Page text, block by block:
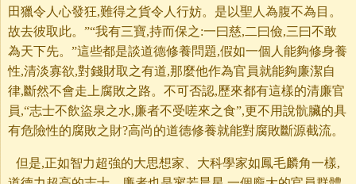
田獵令人心發狂,難得之貨令人行妨。是以聖人為腹不為目。
故去彼取此。”“我有三寶,持而保之:一曰慈,二曰儉,三曰不敢
為天下先。”這些都是談道德修養問題,假如一個人能夠修身養
性,清淡寡欲,對錢財取之有道,那麼他作為官員就能夠廉潔自
律,斷然不會走上腐敗之路。不可否認,歷來都有這樣的清廉官
員,“志士不飲盜泉之水,廉者不受嗟來之食”,更不用說骯臟的具
有危險性的腐敗之財?高尚的道德修養就能對腐敗斷源截流。
但是,正如智力超強的大思想家、大科學家如鳳毛麟角一樣,